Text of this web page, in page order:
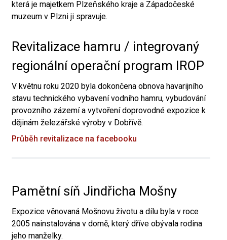
která je majetkem Plzeňského kraje a Západočeské
muzeum v Plzni ji spravuje.
Revitalizace hamru / integrovaný
regionální operační program IROP
V květnu roku 2020 byla dokončena obnova havarijního
stavu technického vybavení vodního hamru, vybudování
provozního zázemí a vytvoření doprovodné expozice k
dějinám železářské výroby v Dobřívě.
Průběh revitalizace na facebooku
Pamětní síň Jindřicha Mošny
Expozice věnovaná Mošnovu životu a dílu byla v roce
2005 nainstalována v domě, který dříve obývala rodina
jeho manželky.